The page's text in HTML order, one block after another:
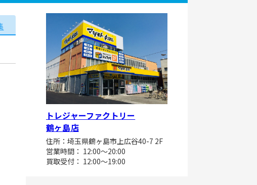
トレジャーファクトリー
鶴ヶ島店
住所：埼玉県鶴ヶ島市上広谷40-7 2F
営業時間： 12:00～20:00
買取受付： 12:00～19:00